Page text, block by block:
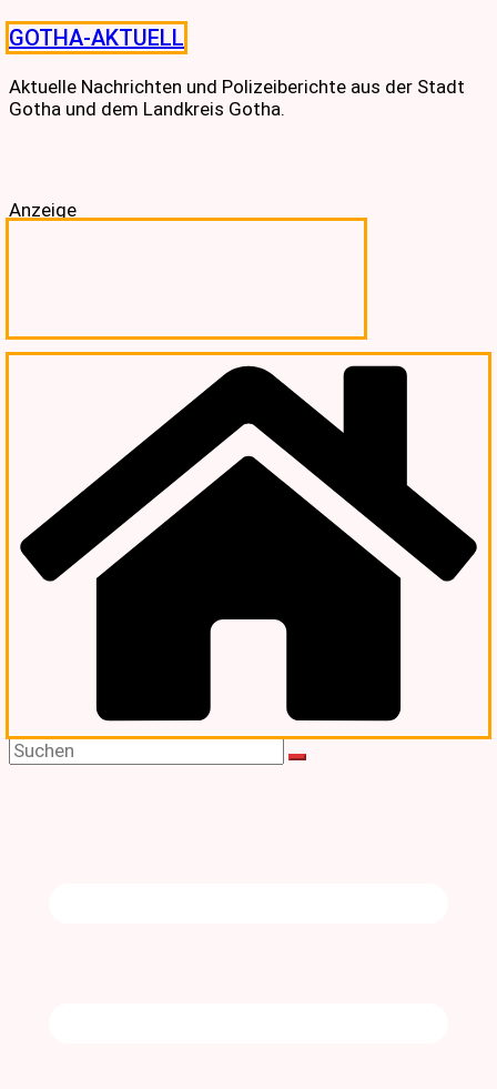
Skip
to
content
GOTHA-AKTUELL
Aktuelle Nachrichten und Polizeiberichte aus der Stadt
Gotha und dem Landkreis Gotha.
Anzeige